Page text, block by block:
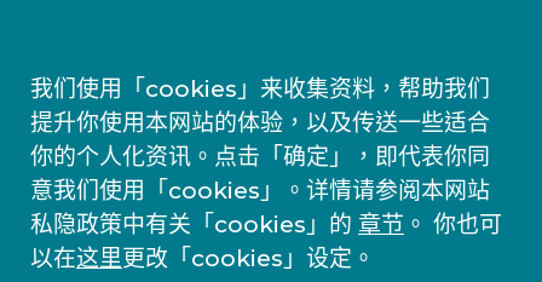
我们使用「cookies」来收集资料，帮助我们
提升你使用本网站的体验，以及传送一些适合
你的个人化资讯。点击「确定」，即代表你同
意我们使用「cookies」。详情请参阅本网站
私隐政策中有关「cookies」的 章节 。 你也可
以在这里更改「cookies」设定。